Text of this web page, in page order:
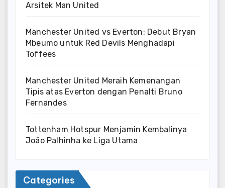
Arsitek Man United
Manchester United vs Everton: Debut Bryan
Mbeumo untuk Red Devils Menghadapi
Toffees
Manchester United Meraih Kemenangan
Tipis atas Everton dengan Penalti Bruno
Fernandes
Tottenham Hotspur Menjamin Kembalinya
João Palhinha ke Liga Utama
Categories